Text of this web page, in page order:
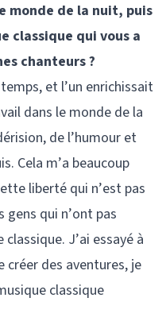
monde de la nuit, puis
classique qui vous a
chanteurs ?
et l’un enrichissait
dans le monde de la
de l’humour et
Cela m’a beaucoup
liberté qui n’est pas
qui n’ont pas
J’ai essayé à
créer des aventures, je
classique